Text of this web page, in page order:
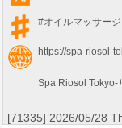
#オイルマッサージ
https://spa-riosol-
Spa Riosol Tokyo-
[71335] 2026/05/28